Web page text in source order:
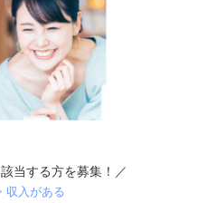
当する方を募集！／
収入がある